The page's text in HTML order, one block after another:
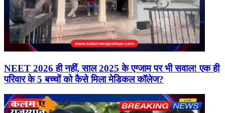
NEET 2026 ही नहीं, साल 2025 के एग्जाम पर भी सवाल! एक ही
परिवार के 5 बच्चों को कैसे मिला मेडिकल कॉलेज?